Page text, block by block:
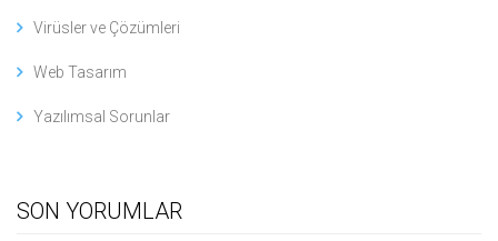
Virüsler ve Çözümleri
Web Tasarım
Yazılımsal Sorunlar
SON YORUMLAR